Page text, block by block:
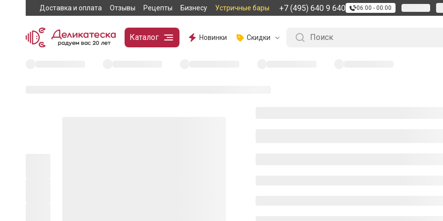
Доставка и оплата Отзывы Рецепты Бизнесу Устричные бары +7 (495) 640 9 640 06:00 - 00:00
Каталог Новинки Скидки